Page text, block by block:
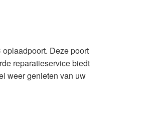
Deze poort
reparatieservice biedt
weer genieten van uw